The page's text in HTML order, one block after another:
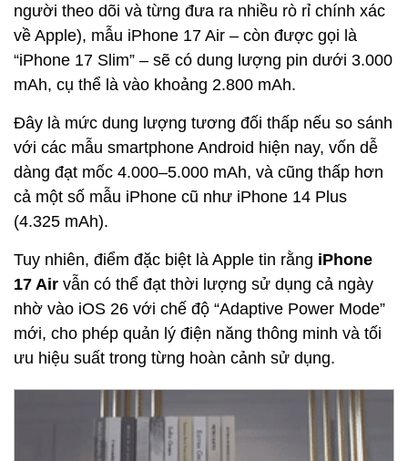
người theo dõi và từng đưa ra nhiều rò rỉ chính xác
về Apple), mẫu iPhone 17 Air – còn được gọi là
“iPhone 17 Slim” – sẽ có dung lượng pin dưới 3.000
mAh, cụ thể là vào khoảng 2.800 mAh.
Đây là mức dung lượng tương đối thấp nếu so sánh
với các mẫu smartphone Android hiện nay, vốn dễ
dàng đạt mốc 4.000–5.000 mAh, và cũng thấp hơn
cả một số mẫu iPhone cũ như iPhone 14 Plus
(4.325 mAh).
Tuy nhiên, điểm đặc biệt là Apple tin rằng iPhone
17 Air vẫn có thể đạt thời lượng sử dụng cả ngày
nhờ vào iOS 26 với chế độ “Adaptive Power Mode”
mới, cho phép quản lý điện năng thông minh và tối
ưu hiệu suất trong từng hoàn cảnh sử dụng.